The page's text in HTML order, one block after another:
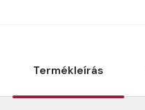
Termékleírás